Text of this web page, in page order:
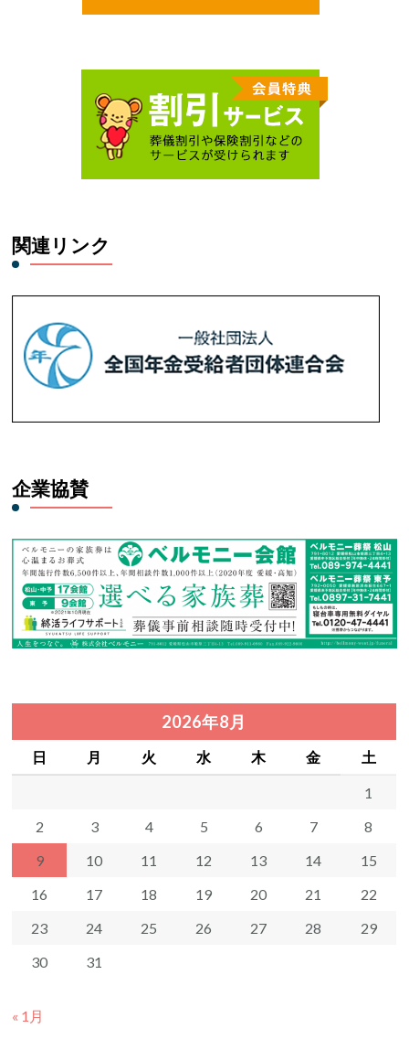
関連リンク
企業協賛
2026年8月
日 月 火 水 木 金 土
1
2
3 4 5 6 7
8
9
10 11 12 13 14
15
16
17 18 19 20 21
22
23
24 25 26 27 28
29
30
31
« 1月